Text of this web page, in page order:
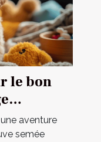
le bon
aventure
semée